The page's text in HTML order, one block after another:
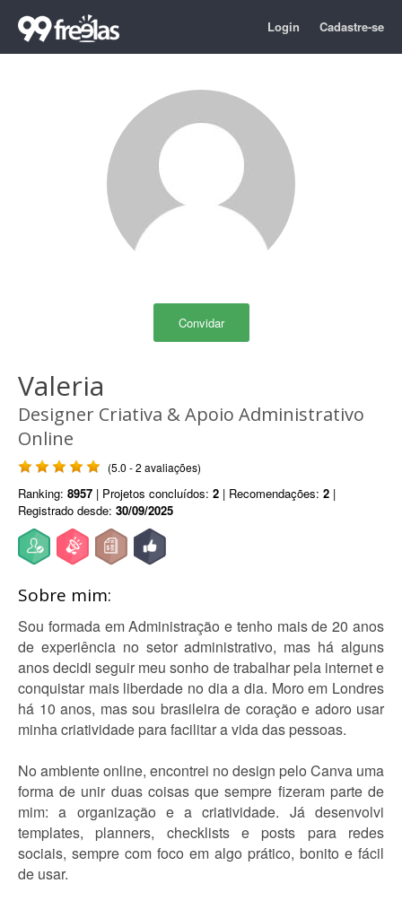
Login Cadastre-se
Convidar
Valeria
Designer Criativa & Apoio Administrativo
Online
(5.0 - 2 avaliações)
Ranking: 8957 | Projetos concluídos: 2 | Recomendações: 2 |
Registrado desde: 30/09/2025
Sobre mim:
Sou formada em Administração e tenho mais de 20 anos
de experiência no setor administrativo, mas há alguns
anos decidi seguir meu sonho de trabalhar pela internet e
conquistar mais liberdade no dia a dia. Moro em Londres
há 10 anos, mas sou brasileira de coração e adoro usar
minha criatividade para facilitar a vida das pessoas.
No ambiente online, encontrei no design pelo Canva uma
forma de unir duas coisas que sempre fizeram parte de
mim: a organização e a criatividade. Já desenvolvi
templates, planners, checklists e posts para redes
sociais, sempre com foco em algo prático, bonito e fácil
de usar.